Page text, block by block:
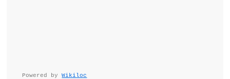
Powered by Wikiloc